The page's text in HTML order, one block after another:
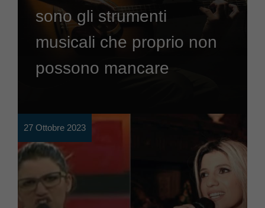
sono gli strumenti
musicali che proprio non
possono mancare
27 Ottobre 2023